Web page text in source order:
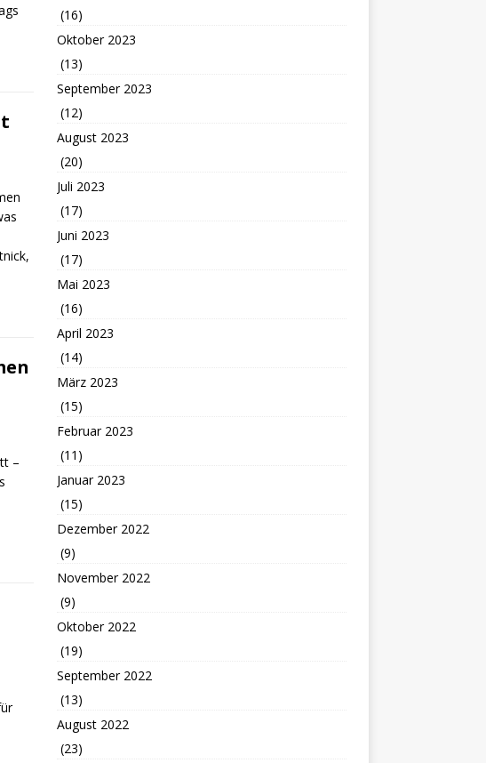
–
(16)
Oktober 2023
(13)
September 2023
(12)
August 2023
(20)
Juli 2023
(17)
Juni 2023
(17)
Mai 2023
(16)
April 2023
(14)
März 2023
(15)
Februar 2023
(11)
Januar 2023
(15)
Dezember 2022
(9)
November 2022
(9)
Oktober 2022
(19)
September 2022
(13)
August 2022
(23)